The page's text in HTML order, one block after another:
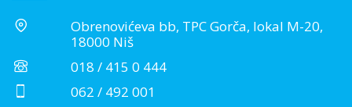
Obrenovićeva bb, TPC Gorča, lokal M-20,
18000 Niš
018 / 415 0 444
062 / 492 001